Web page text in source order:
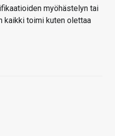
myöhästelyn tai
kaikki toimi kuten olettaa